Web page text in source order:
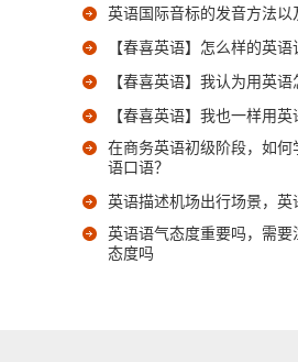
英语国际音标的发音方法以
【春喜英语】怎么样的英语
【春喜英语】我认为用英语
【春喜英语】我也一样用英
在商务英语初级阶段，如何
语口语？
英语描述机场出行场景，英
英语语气态度重要吗，需要
态度吗